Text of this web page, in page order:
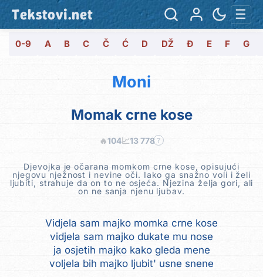
Tekstovi.net ☰
0-9 A B C Č Ć D DŽ Đ E F G
Moni
Momak crne kose
🔥104📈13 778 ?
Djevojka je očarana momkom crne kose, opisujući
njegovu nježnost i nevine oči. Iako ga snažno voli i želi
ljubiti, strahuje da on to ne osjeća. Njezina želja gori, ali
on ne sanja njenu ljubav.
Vidjela sam majko momka crne kose
vidjela sam majko dukate mu nose
ja osjetih majko kako gleda mene
voljela bih majko ljubit' usne snene